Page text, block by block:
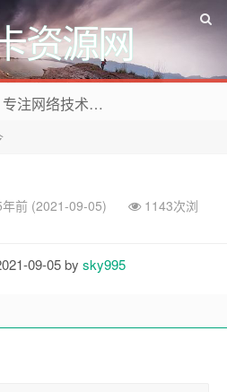
资源网
欢迎来到好人卡资源网，专注网络技术资源收集，我们不仅是网络资源的搬运工，也生产原创资源。寻找资源请留言或关注公众号:烈日下的男人
前 (2021-09-05)
1143次浏
09-05 by sky995